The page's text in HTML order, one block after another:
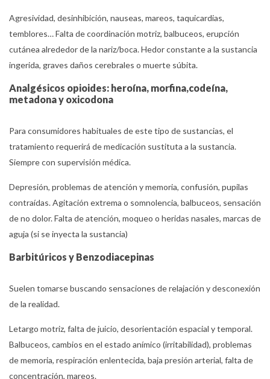
Agresividad, desinhibición, nauseas, mareos, taquicardias,
temblores… Falta de coordinación motriz, balbuceos, erupción
cutánea alrededor de la nariz/boca. Hedor constante a la sustancia
ingerida, graves daños cerebrales o muerte súbita.
Analgésicos opioides: heroína, morfina,codeína,
metadona y oxicodona
Para consumidores habituales de este tipo de sustancias, el
tratamiento requerirá de medicación sustituta a la sustancia.
Siempre con supervisión médica.
Depresión, problemas de atención y memoria, confusión, pupilas
contraídas. Agitación extrema o somnolencia, balbuceos, sensación
de no dolor. Falta de atención, moqueo o heridas nasales, marcas de
aguja (si se inyecta la sustancia)
Barbitúricos y Benzodiacepinas
Suelen tomarse buscando sensaciones de relajación y desconexión
de la realidad.
Letargo motriz, falta de juicio, desorientación espacial y temporal.
Balbuceos, cambios en el estado anímico (irritabilidad), problemas
de memoria, respiración enlentecida, baja presión arterial, falta de
concentración, mareos.